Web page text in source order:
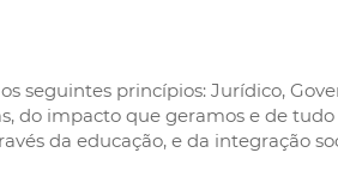
seguintes princípios: Jurídico,
do impacto que geramos e de
da educação, e da integração